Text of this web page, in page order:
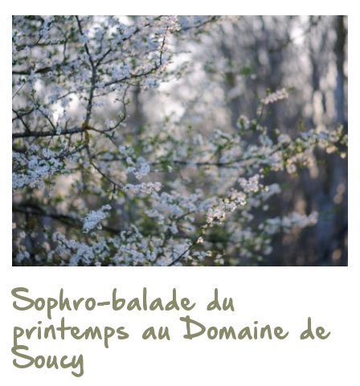
Sophro-balade du
printemps au Domaine de
Soucy